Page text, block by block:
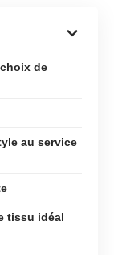
de
au service
tissu idéal